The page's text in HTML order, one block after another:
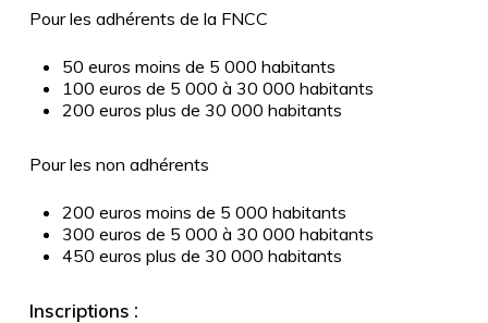
Pour les adhérents de la FNCC
50 euros moins de 5 000 habitants
100 euros de 5 000 à 30 000 habitants
200 euros plus de 30 000 habitants
Pour les non adhérents
200 euros moins de 5 000 habitants
300 euros de 5 000 à 30 000 habitants
450 euros plus de 30 000 habitants
Inscriptions :